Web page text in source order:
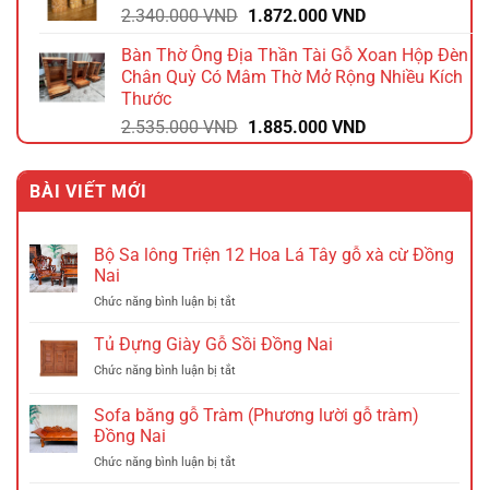
2.112.000 VND.
2.340.000VND Giá
là:
2.340.000 VND.
1.872.000 VNDGiá
tại
là:
Bàn Thờ Ông Địa Thần Tài Gỗ Xoan Hộp Đèn
Chân Quỳ Có Mâm Thờ Mở Rộng Nhiều Kích
Thước
2.535.000VND Giá
gốc
là:
1.885.000 VNDGiá
hiện
tại
1.885.000 VND.
BÀI VIẾT MỚI
Bộ Sa lông Triện 12 Hoa Lá Tây gỗ xà cừ Đồng
Nai
Chức năng bình luận bị tắtở
Sa
Triện
Hoa
gỗ
Tủ Đựng Giày Gỗ Sồi Đồng Nai
Chức năng bình luận bị tắtở
Đựng
Giày
Sồi
Sofa băng gỗ Tràm (Phương lười gỗ tràm)
Đồng Nai
Chức năng bình luận bị tắtở